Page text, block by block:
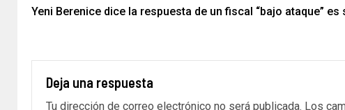
Yeni Berenice dice la respuesta de un fiscal “bajo ataque” es
Deja una respuesta
Tu dirección de correo electrónico no será publicada. Los